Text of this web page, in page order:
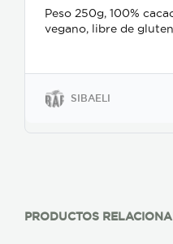
Peso 250g, 100%
vegano, libre de
SIBAELI
PRODUCTOS